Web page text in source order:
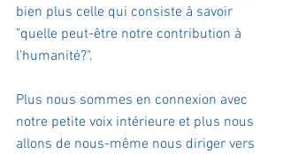
bien plus celle qui consiste à savoir
"quelle peut-être notre contribution à
l'humanité?".
Plus nous sommes en connexion avec
notre petite voix intérieure et plus nous
allons de nous-même nous diriger vers